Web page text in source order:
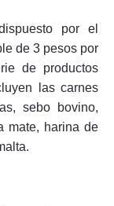
por el
de 3 pesos por
de productos
las carnes
sebo bovino,
mate, harina de